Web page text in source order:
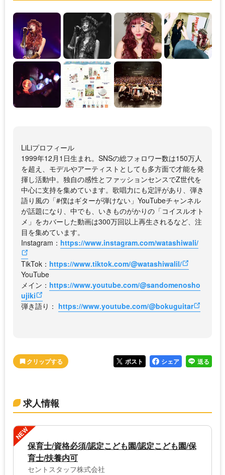
LiLiプロフィール
1999年12月1日生まれ。SNSの総フォロワー数は150万人
を超え、モデルやアーティストとしても多方面で才能を発
揮し活動中。独自の感性とファッションセンスでZ世代を
中心に支持を集めています。歌唱力にも定評があり、弾き
語り風の「#僕はギターが弾けない」YouTubeチャンネル
が話題になり、中でも、いきものがかりの「コイスルオト
メ」をカバーした動画は300万回以上再生されるなど、注
目を集めています。
Instagram： https://www.instagram.com/watashiwali/
TikTok： https://www.tiktok.com/@watashiwalil/
YouTube
メイン： https://www.youtube.com/@sandomenosho
ujiki
弾き語り： https://www.youtube.com/@bokuguitar
ポスト シェア 送る
求人情報
NEW
保育士/資格必須/認定こども園/認定こども園/保
育士/扶養内可
セントスタッフ株式会社